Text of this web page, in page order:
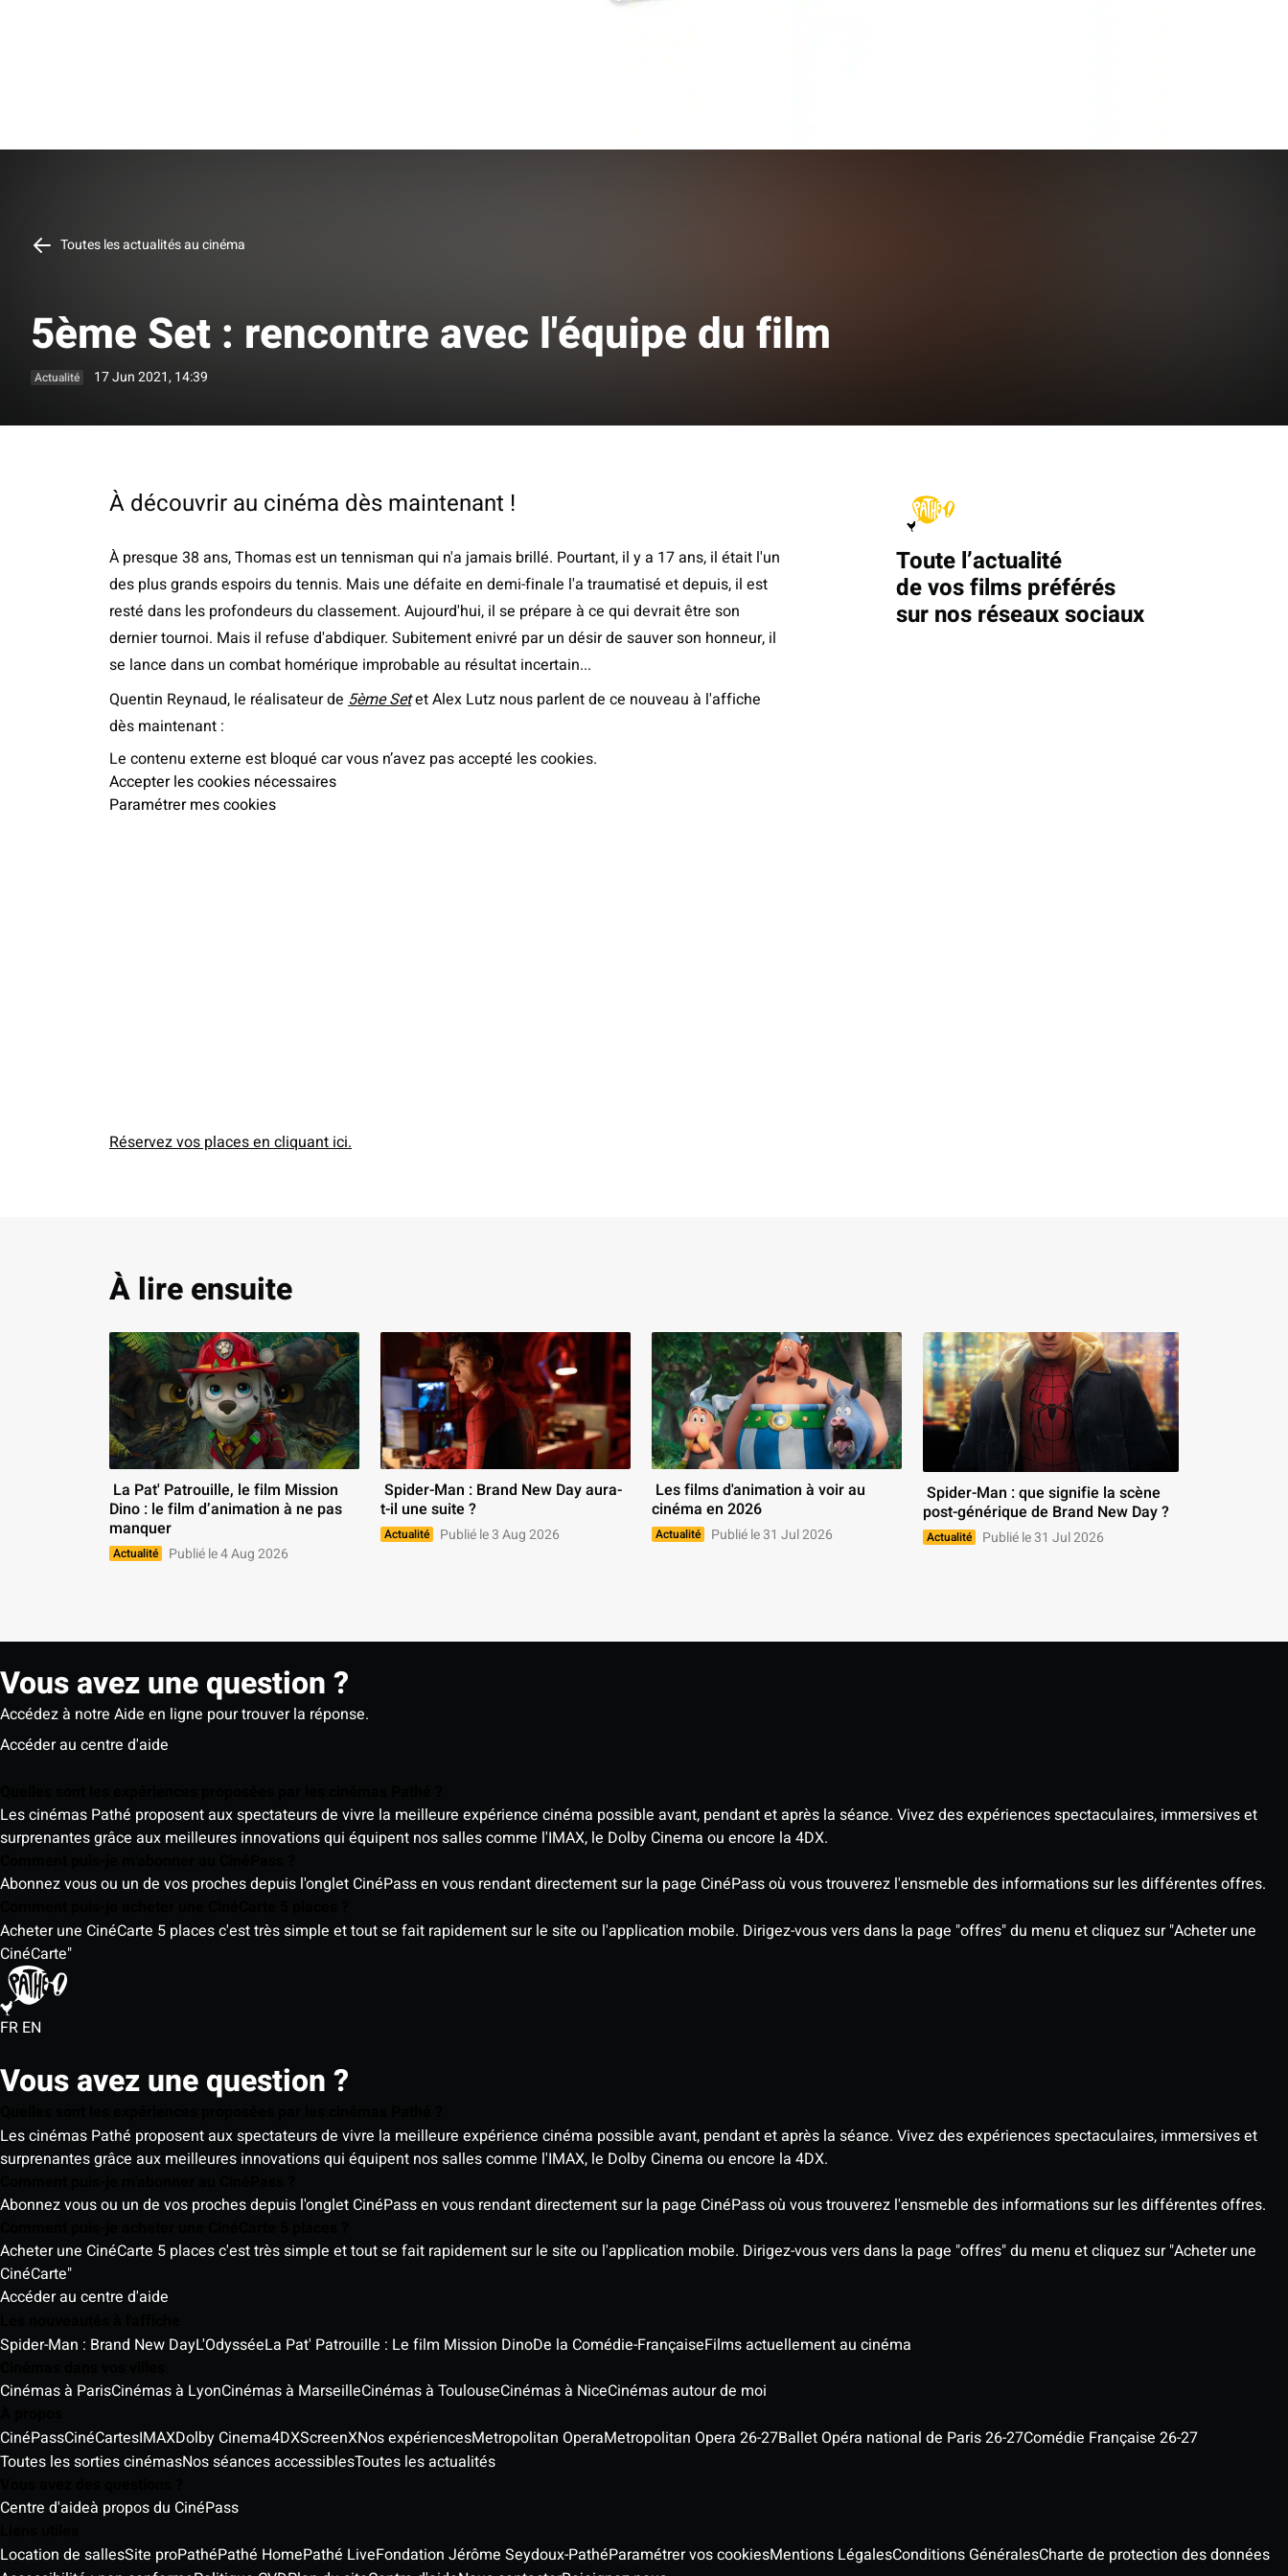
Toutes les actualités au cinéma
5ème Set : rencontre avec l'équipe du film
Actualité 17 Jun 2021, 14:39
À découvrir au cinéma dès maintenant !
À presque 38 ans, Thomas est un tennisman qui n'a jamais brillé. Pourtant, il y a 17 ans, il était l'un
des plus grands espoirs du tennis. Mais une défaite en demi-finale l'a traumatisé et depuis, il est
resté dans les profondeurs du classement. Aujourd'hui, il se prépare à ce qui devrait être son
dernier tournoi. Mais il refuse d'abdiquer. Subitement enivré par un désir de sauver son honneur, il
se lance dans un combat homérique improbable au résultat incertain...
Quentin Reynaud, le réalisateur de 5ème Setet Alex Lutz nous parlent de ce nouveau à l'affiche
dès maintenant :
Le contenu externe est bloqué car vous n’avez pas accepté les cookies.
Accepter les cookies nécessaires
Paramétrer mes cookies
Réservez vos places en cliquant ici.
Toute l’actualité
de vos films préférés
sur nos réseaux sociaux
À lire ensuite
Dino : le film d’animation à ne pas
manquer
Actualité Publié le 4 Aug 2026
t-il une suite ?
Actualité Publié le 3 Aug 2026
cinéma en 2026
Actualité Publié le 31 Jul 2026
post-générique de Brand New Day ?
Actualité Publié le 31 Jul 2026
Vous avez une question ?
Accédez à notre Aide en ligne pour trouver la réponse.
Accéder au centre d'aide
Les cinémas Pathé proposent aux spectateurs de vivre la meilleure expérience cinéma possible avant, pendant et après la séance. Vivez des expériences spectaculaires, immersives et
surprenantes grâce aux meilleures innovations qui équipent nos salles comme l'IMAX, le Dolby Cinema ou encore la 4DX.
Abonnez vous ou un de vos proches depuis l'onglet CinéPass en vous rendant directement sur la page CinéPass où vous trouverez l'ensmeble des informations sur les différentes offres.
Acheter une CinéCarte 5 places c'est très simple et tout se fait rapidement sur le site ou l'application mobile. Dirigez-vous vers dans la page "offres" du menu et cliquez sur "Acheter une
CinéCarte"
FR EN
Vous avez une question ?
Les cinémas Pathé proposent aux spectateurs de vivre la meilleure expérience cinéma possible avant, pendant et après la séance. Vivez des expériences spectaculaires, immersives et
surprenantes grâce aux meilleures innovations qui équipent nos salles comme l'IMAX, le Dolby Cinema ou encore la 4DX.
Abonnez vous ou un de vos proches depuis l'onglet CinéPass en vous rendant directement sur la page CinéPass où vous trouverez l'ensmeble des informations sur les différentes offres.
Acheter une CinéCarte 5 places c'est très simple et tout se fait rapidement sur le site ou l'application mobile. Dirigez-vous vers dans la page "offres" du menu et cliquez sur "Acheter une
CinéCarte"
Accéder au centre d'aide
Spider-Man : Brand New DayL'OdysséeLa Pat' Patrouille : Le film Mission DinoDe la Comédie-FrançaiseFilms actuellement au cinéma
Cinémas à ParisCinémas à LyonCinémas à MarseilleCinémas à ToulouseCinémas à NiceCinémas autour de moi
CinéPassCinéCartesIMAXDolby Cinema4DXScreenXNos expériencesMetropolitan OperaMetropolitan Opera 26-27Ballet Opéra national de Paris 26-27Comédie Française 26-27
Toutes les sorties cinémasNos séances accessiblesToutes les actualités
Centre d'aideà propos du CinéPass
Location de sallesSite proPathéPathé HomePathé LiveFondation Jérôme Seydoux-PathéParamétrer vos cookiesMentions LégalesConditions GénéralesCharte de protection des données